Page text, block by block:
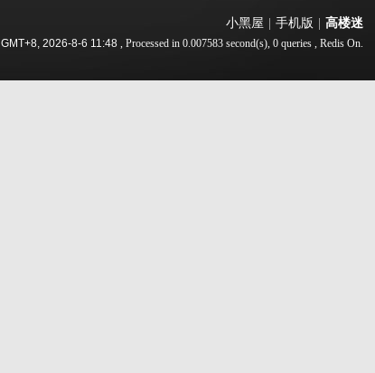
小黑屋 手机版 高楼迷
GMT+8, 2026-8-6 11:48, Processed in 0.007583 second(s), 0 queries , Redis On.